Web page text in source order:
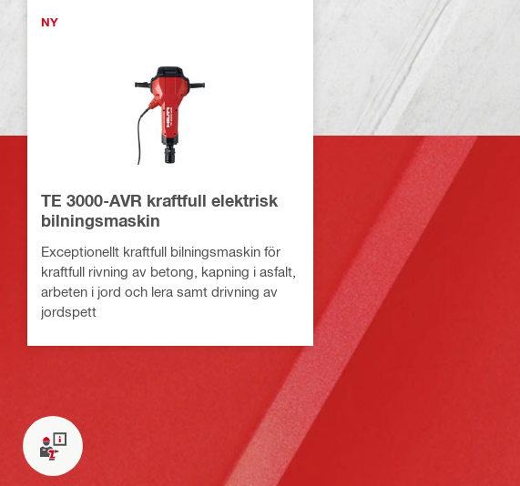
NY
TE 3000-AVR kraftfull elektrisk
bilningsmaskin
Exceptionellt kraftfull bilningsmaskin för
kraftfull rivning av betong, kapning i asfalt,
arbeten i jord och lera samt drivning av
jordspett